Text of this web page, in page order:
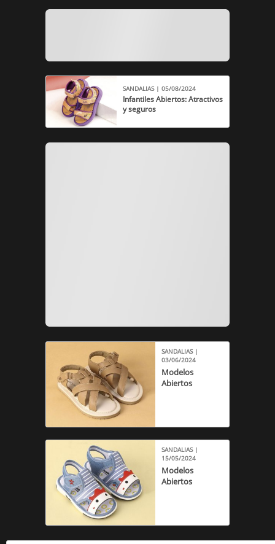
SANDALIAS | 05/08/2024
Infantiles Abiertos: Atractivos
y seguros
SANDALIAS |
03/06/2024
Modelos
Abiertos
SANDALIAS |
15/05/2024
Modelos
Abiertos